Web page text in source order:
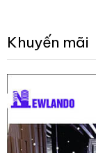
Khuyến mãi